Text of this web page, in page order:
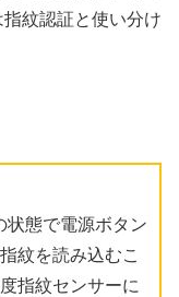
紋認証と使い分け
状態で電源ボタン
紋を読み込むこ
指紋センサーに